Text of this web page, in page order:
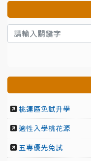
桃連區免試升學
適性入學桃花源
五專優先免試